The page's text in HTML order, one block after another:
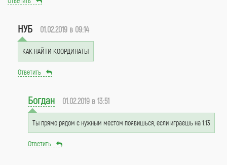
НУБ 01.02.2019 в 09:14
КАК НАЙТИ КООРДИНАТЫ
Ответить
Богдан 01.02.2019 в 13:51
Ты прямо рядом с нужным местом появишься, если играешь на 1.13
Ответить